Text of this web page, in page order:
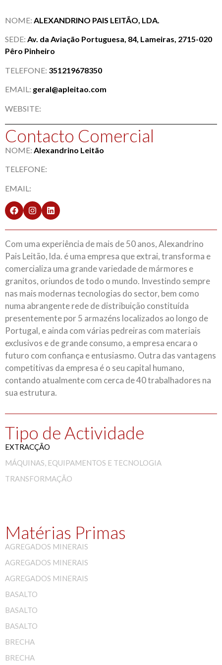
NOME: ALEXANDRINO PAIS LEITÃO, LDA.
SEDE: Av. da Aviação Portuguesa, 84, Lameiras, 2715-020
Pêro Pinheiro
TELEFONE: 351219678350
EMAIL: geral@apleitao.com
WEBSITE:
Contacto Comercial
NOME: Alexandrino Leitão
TELEFONE:
EMAIL:
Com uma experiência de mais de 50 anos, Alexandrino
Pais Leitão, lda. é uma empresa que extrai, transforma e
comercializa uma grande variedade de mármores e
granitos, oriundos de todo o mundo. Investindo sempre
nas mais modernas tecnologias do sector, bem como
numa abrangente rede de distribuição constituída
presentemente por 5 armazéns localizados ao longo de
Portugal, e ainda com várias pedreiras com materiais
exclusivos e de grande consumo, a empresa encara o
futuro com confiança e entusiasmo. Outra das vantagens
competitivas da empresa é o seu capital humano,
contando atualmente com cerca de 40 trabalhadores na
sua estrutura.
Tipo de Actividade
EXTRACÇÃO
MÁQUINAS, EQUIPAMENTOS E TECNOLOGIA
TRANSFORMAÇÃO
Matérias Primas
AGREGADOS MINERAIS
AGREGADOS MINERAIS
AGREGADOS MINERAIS
BASALTO
BASALTO
BASALTO
BRECHA
BRECHA